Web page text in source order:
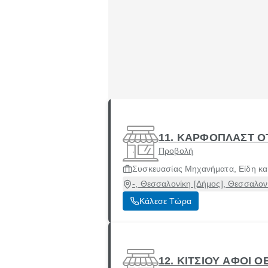
11. ΚΑΡΦΟΠΛΑΣΤ
Προβολή
Συσκευασίας Μηχανήματα, Είδη
-, Θεσσαλονίκη [Δήμος],
Κάλεσε Τώρα
12. ΚΙΤΣΙΟΥ ΑΦΟΙ